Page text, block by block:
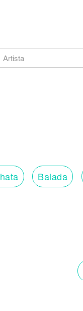
Balada